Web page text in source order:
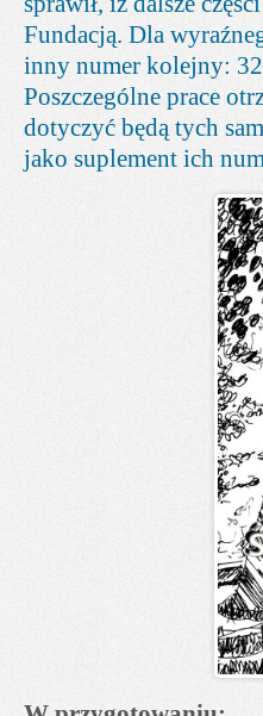
Fundacją. Dla
inny numer kolejny:
Poszczególne prace
dotyczyć będą tych
jako suplement ich